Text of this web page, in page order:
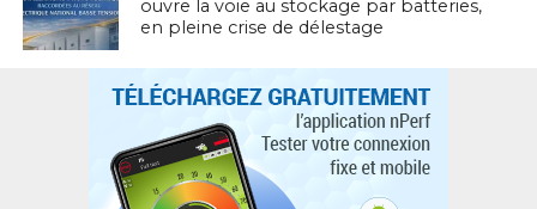
ouvre la voie au stockage par batteries,
en pleine crise de délestage